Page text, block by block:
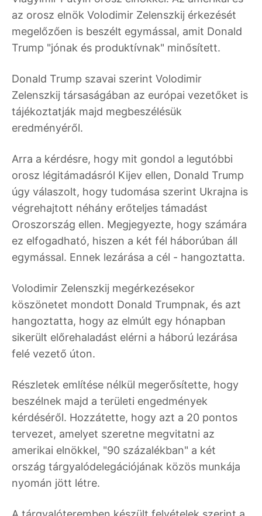
az orosz elnök Volodimir Zelenszkij érkezését
megelőzően is beszélt egymással, amit Donald
Trump "jónak és produktívnak" minősített.
Donald Trump szavai szerint Volodimir
Zelenszkij társaságában az európai vezetőket is
tájékoztatják majd megbeszélésük
eredményéről.
Arra a kérdésre, hogy mit gondol a legutóbbi
orosz légitámadásról Kijev ellen, Donald Trump
úgy válaszolt, hogy tudomása szerint Ukrajna is
végrehajtott néhány erőteljes támadást
Oroszország ellen. Megjegyezte, hogy számára
ez elfogadható, hiszen a két fél háborúban áll
egymással. Ennek lezárása a cél - hangoztatta.
Volodimir Zelenszkij megérkezésekor
köszönetet mondott Donald Trumpnak, és azt
hangoztatta, hogy az elmúlt egy hónapban
sikerült előrehaladást elérni a háború lezárása
felé vezető úton.
Részletek említése nélkül megerősítette, hogy
beszélnek majd a területi engedmények
kérdéséről. Hozzátette, hogy azt a 20 pontos
tervezet, amelyet szeretne megvitatni az
amerikai elnökkel, "90 százalékban" a két
ország tárgyalódelegációjának közös munkája
nyomán jött létre.